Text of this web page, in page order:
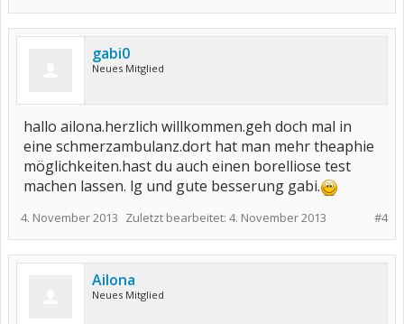
gabi0
Neues Mitglied
hallo ailona.herzlich willkommen.geh doch mal in
eine schmerzambulanz.dort hat man mehr theaphie
möglichkeiten.hast du auch einen borelliose test
machen lassen. lg und gute besserung gabi.
#4
4. November 2013 Zuletzt bearbeitet: 4. November 2013
Ailona
Neues Mitglied